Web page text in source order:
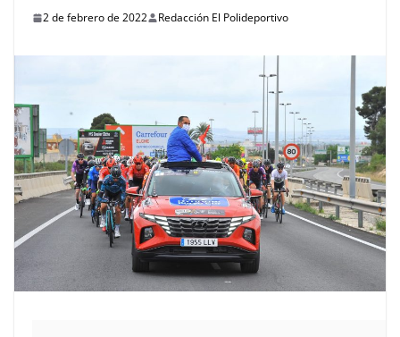
2 de febrero de 2022 Redacción El Polideportivo